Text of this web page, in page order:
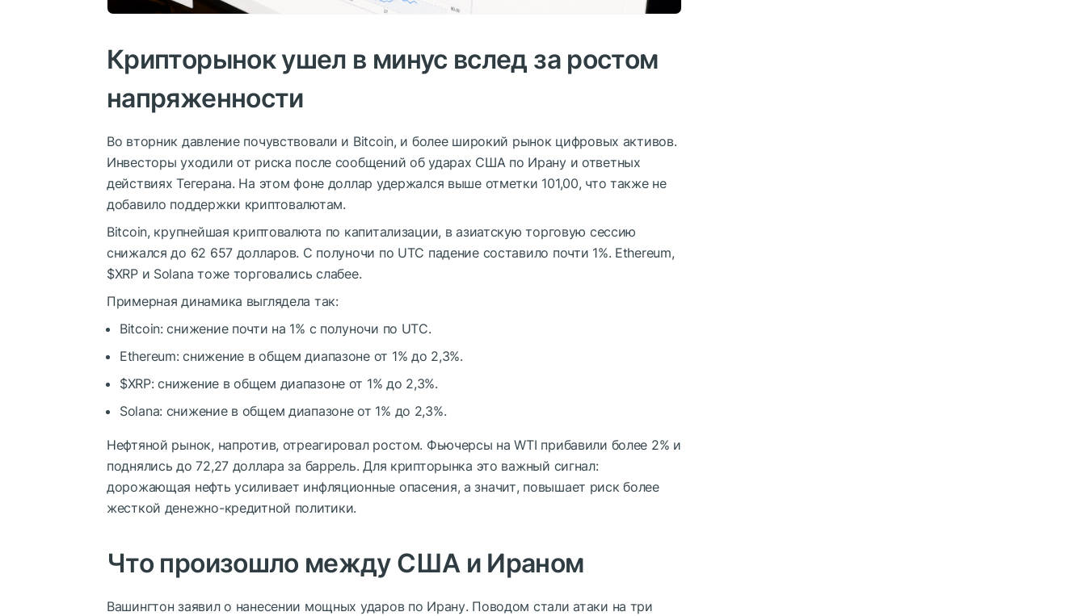
Крипторынок ушел в минус вслед за ростом
напряженности
Во вторник давление почувствовали и Bitcoin, и более широкий рынок цифровых активов.
Инвесторы уходили от риска после сообщений об ударах США по Ирану и ответных
действиях Тегерана. На этом фоне доллар удержался выше отметки 101,00, что также не
добавило поддержки криптовалютам.
Bitcoin, крупнейшая криптовалюта по капитализации, в азиатскую торговую сессию
снижался до 62 657 долларов. С полуночи по UTC падение составило почти 1%. Ethereum,
$XRPи Solana тоже торговались слабее.
Примерная динамика выглядела так:
Bitcoin: снижение почти на 1% с полуночи по UTC.
Ethereum: снижение в общем диапазоне от 1% до 2,3%.
$XRP: снижение в общем диапазоне от 1% до 2,3%.
Solana: снижение в общем диапазоне от 1% до 2,3%.
Нефтяной рынок, напротив, отреагировал ростом. Фьючерсы на WTI прибавили более 2% и
поднялись до 72,27 доллара за баррель. Для крипторынка это важный сигнал:
дорожающая нефть усиливает инфляционные опасения, а значит, повышает риск более
жесткой денежно-кредитной политики.
Что произошло между США и Ираном
Вашингтон заявил о нанесении мощных ударов по Ирану. Поводом стали атаки на три